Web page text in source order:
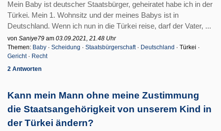
Mein Baby ist deutscher Staatsbürger, geheiratet habe ich in der
Türkei. Mein 1. Wohnsitz und der meines Babys ist in
Deutschland. Wenn ich nun in die Türkei reise, darf der Vater, ...
von Saniye79 am 03.09.2021, 21.48 Uhr
Themen: Baby · Scheidung · Staatsbürgerschaft· Deutschland · Türkei ·
Gericht· Recht
2 Antworten
Kann mein Mann ohne meine Zustimmung
die Staatsangehörigkeit von unserem Kind in
der Türkei ändern?